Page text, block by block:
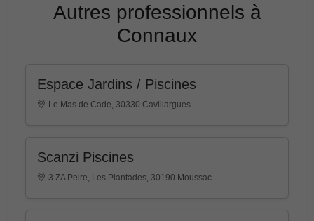
Autres professionnels à
Connaux
Espace Jardins / Piscines
Le Mas de Cade, 30330 Cavillargues
Scanzi Piscines
3 ZA Peire, Les Plantades, 30190 Moussac